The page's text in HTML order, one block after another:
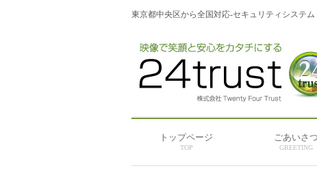
東京都中央区から全国対応-セキュリティシステ
トップページ
TOP
ごあいさつ
GREETING